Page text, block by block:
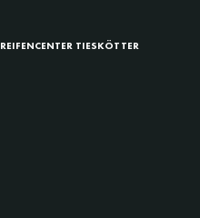
REIFENCENTER TIESKÖTTER